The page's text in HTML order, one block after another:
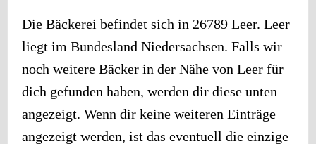
Die Bäckerei befindet sich in 26789 Leer. Leer
liegt im Bundesland Niedersachsen. Falls wir
noch weitere Bäcker in der Nähe von Leer für
dich gefunden haben, werden dir diese unten
angezeigt. Wenn dir keine weiteren Einträge
angezeigt werden, ist das eventuell die einzige